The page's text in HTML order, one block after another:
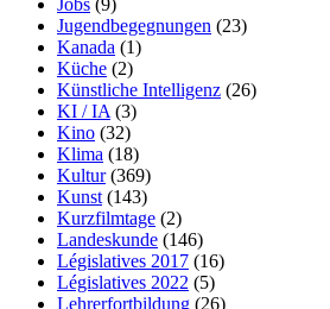
Jobs (9)
Jugendbegegnungen (23)
Kanada (1)
Küche (2)
Künstliche Intelligenz (26)
KI / IA(3)
Kino (32)
Klima (18)
Kultur(369)
Kunst(143)
Kurzfilmtage (2)
Landeskunde (146)
Législatives 2017 (16)
Législatives 2022 (5)
Lehrerfortbildung (26)